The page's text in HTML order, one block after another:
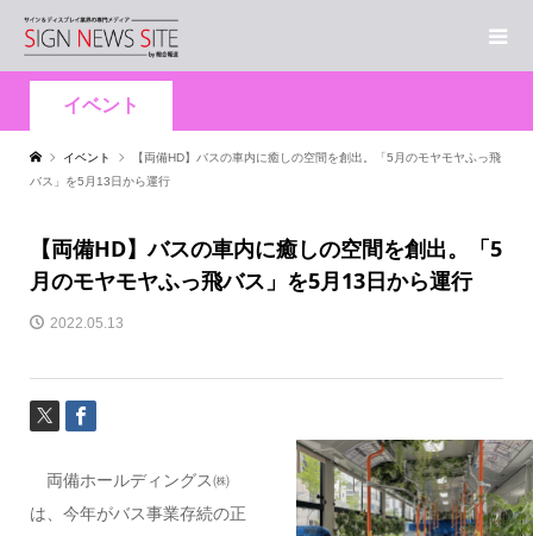
イベント
イベント
【両備HD】バスの車内に癒しの空間を創出。「5月のモヤモヤふっ飛
バス」を5月13日から運行
【両備HD】バスの車内に癒しの空間を創出。「5
月のモヤモヤふっ飛バス」を5月13日から運行
2022.05.13
両備ホールディングス㈱
は、今年がバス事業存続の正